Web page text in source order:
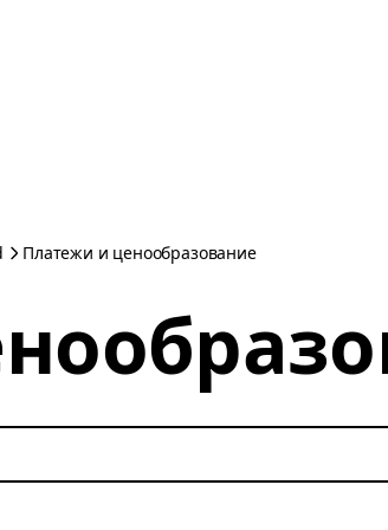
Платежи и ценообразование